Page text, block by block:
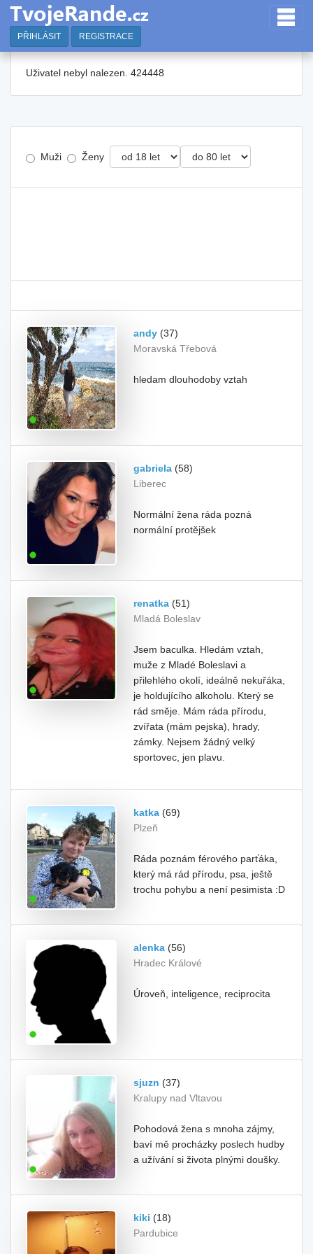
PŘIHLÁSIT REGISTRACE
Uživatel nebyl nalezen. 424448
Muži Ženy
andy (37)
Moravská Třebová
hledam dlouhodoby vztah
gabriela (58)
Liberec
Normální žena ráda pozná
normální protějšek
renatka (51)
Mladá Boleslav
Jsem baculka. Hledám vztah,
muže z Mladé Boleslavi a
přilehlého okolí, ideálně nekuřáka,
je holdujícího alkoholu. Který se
rád směje. Mám ráda přírodu,
zvířata (mám pejska), hrady,
zámky. Nejsem žádný velký
sportovec, jen plavu.
katka (69)
Plzeň
Ráda poznám férového parťáka,
který má rád přírodu, psa, ještě
trochu pohybu a není pesimista :D
alenka (56)
Hradec Králové
Úroveň, inteligence, reciprocita
sjuzn (37)
Kralupy nad Vltavou
Pohodová žena s mnoha zájmy,
baví mě procházky poslech hudby
a užívání si života plnými doušky.
kiki (18)
Pardubice